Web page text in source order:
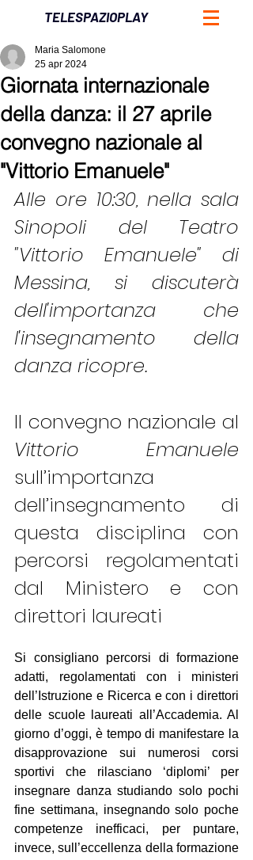
TELESPAZIOPLAY
Giornata internazionale
della danza: il 27 aprile
convegno nazionale al
"Vittorio Emanuele"
Maria Salomone
25 apr 2024
Alle ore 10:30, nella sala
Sinopoli del Teatro
"Vittorio Emanuele" di
Messina, si discuterà
dell'importanza che
l'insegnamento della
danza ricopre.
Vittorio Emanuele
sull’importanza
dell’insegnamento di
questa disciplina con
percorsi regolamentati
dal Ministero e con
direttori laureati
Si consigliano percorsi di formazione
adatti, regolamentati con i ministeri
dell’Istruzione e Ricerca e con i direttori
delle scuole laureati all’Accademia. Al
giorno d’oggi, è tempo di manifestare la
disapprovazione sui numerosi corsi
sportivi che rilasciano ‘diplomi’ per
insegnare danza studiando solo pochi
fine settimana, insegnando solo poche
competenze inefficaci, per puntare,
invece, sull’eccellenza della formazione